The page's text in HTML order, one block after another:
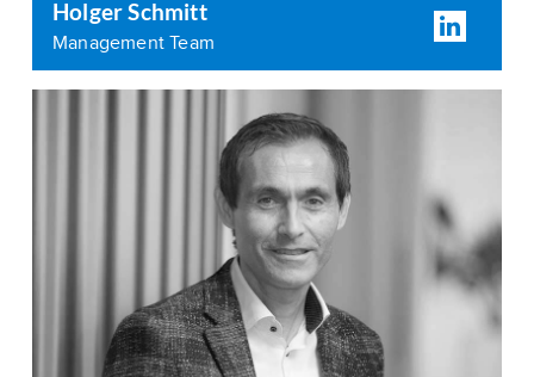
Holger Schmitt
Management Team